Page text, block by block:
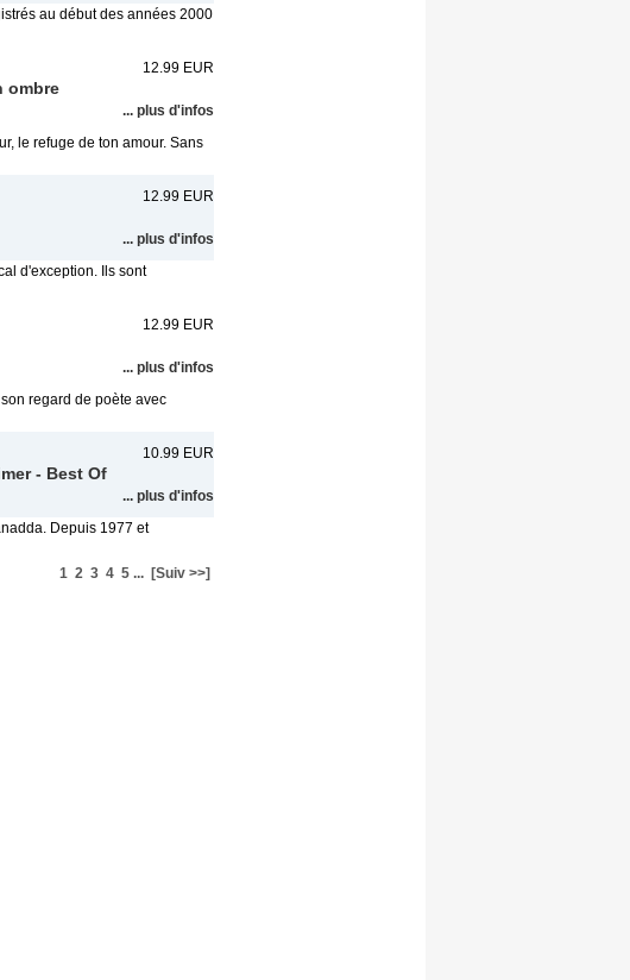
au début des années 2000
ombre
12.99 EUR
... plus d'infos
le refuge de ton amour. Sans
12.99 EUR
... plus d'infos
d'exception. Ils sont
12.99 EUR
... plus d'infos
regard de poète avec
- Best Of
10.99 EUR
... plus d'infos
Depuis 1977 et
1 2 3 4 5 ... [Suiv >>]